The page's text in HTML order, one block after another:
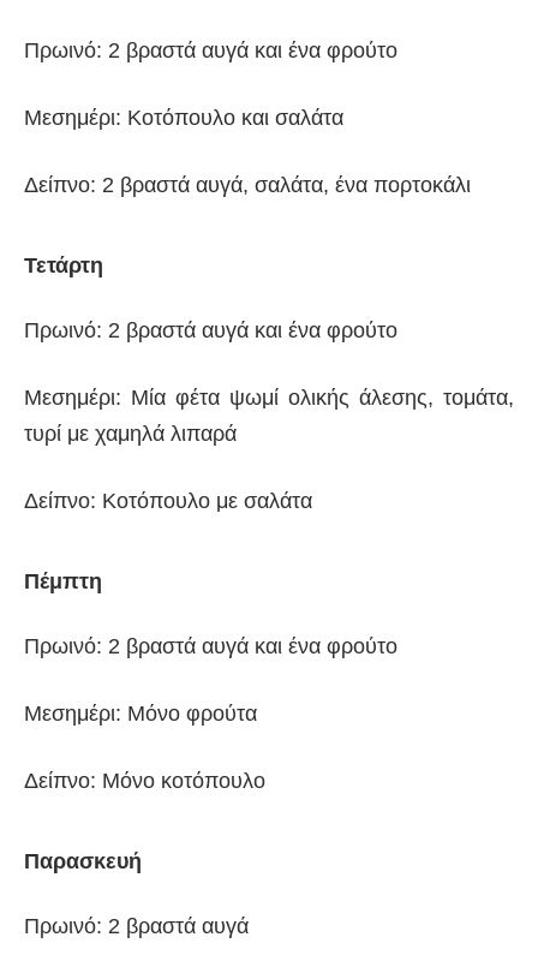
Πρωινό: 2 βραστά αυγά και ένα φρούτο
Μεσημέρι: Κοτόπουλο και σαλάτα
Δείπνο: 2 βραστά αυγά, σαλάτα, ένα πορτοκάλι
Τετάρτη
Πρωινό: 2 βραστά αυγά και ένα φρούτο
Μεσημέρι: Μία φέτα ψωμί ολικής άλεσης, τομάτα,
τυρί με χαμηλά λιπαρά
Δείπνο: Κοτόπουλο με σαλάτα
Πέμπτη
Πρωινό: 2 βραστά αυγά και ένα φρούτο
Μεσημέρι: Μόνο φρούτα
Δείπνο: Μόνο κοτόπουλο
Παρασκευή
Πρωινό: 2 βραστά αυγά